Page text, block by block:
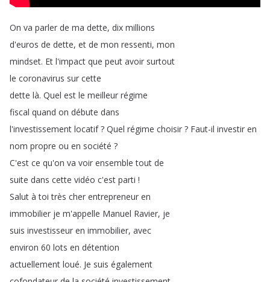
On va parler de ma dette, dix millions
d'euros de dette, et de mon ressenti, mon
mindset. Et l'impact que peut avoir surtout
le coronavirus sur cette
dette là. Quel est le meilleur régime
fiscal quand on débute dans
l'investissement locatif? Quel régime choisir ? Faut-il investir en
nom propre ou en société ?
C'est ce qu'on va voir ensemble tout de
suite dans cette vidéo c'est parti !
Salut à toi très cher entrepreneur en
immobilier je m'appelle Manuel Ravier, je
suis investisseur en immobilier, avec
environ 60 lots en détention
actuellement loué. Je suis également